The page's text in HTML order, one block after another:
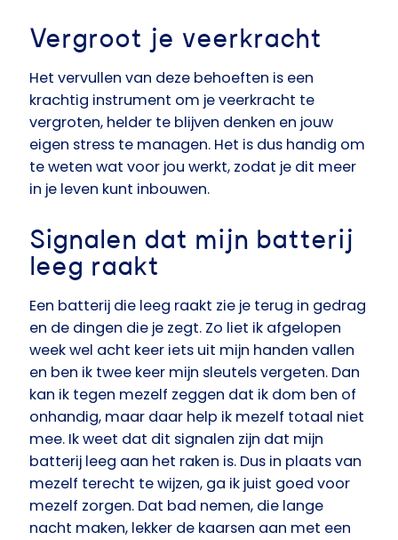
Vergroot je veerkracht
Het vervullen van deze behoeften is een
krachtig instrument om je veerkracht te
vergroten, helder te blijven denken en jouw
eigen stress te managen. Het is dus handig om
te weten wat voor jou werkt, zodat je dit meer
in je leven kunt inbouwen.
Signalen dat mijn batterij
leeg raakt
Een batterij die leeg raakt zie je terug in gedrag
en de dingen die je zegt. Zo liet ik afgelopen
week wel acht keer iets uit mijn handen vallen
en ben ik twee keer mijn sleutels vergeten. Dan
kan ik tegen mezelf zeggen dat ik dom ben of
onhandig, maar daar help ik mezelf totaal niet
mee. Ik weet dat dit signalen zijn dat mijn
batterij leeg aan het raken is. Dus in plaats van
mezelf terecht te wijzen, ga ik juist goed voor
mezelf zorgen. Dat bad nemen, die lange
nacht maken, lekker de kaarsen aan met een